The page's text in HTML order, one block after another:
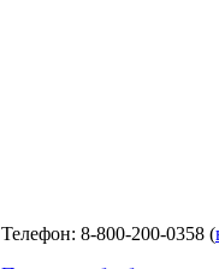
Телефон: 8-800-200-0358 (